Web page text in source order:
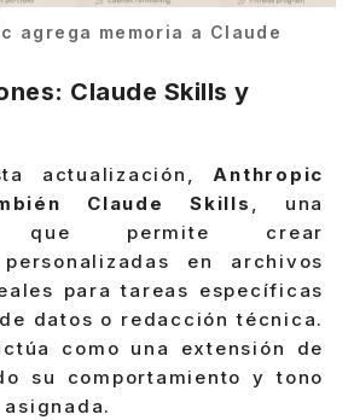
agrega memoria a Claude
Claude Skills y
actualización,Anthropic
Claude Skills , una
que permite crear
en archivos
para tareas específicas
datos o redacción técnica.
como una extensión de
su comportamiento y tono